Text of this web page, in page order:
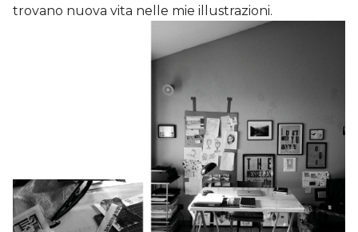
trovano nuova vita nelle mie illustrazioni.